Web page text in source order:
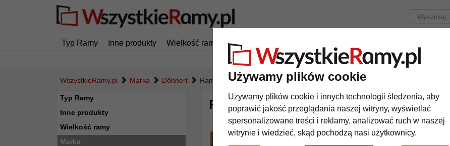
Używamy plików cookie
Używamy plików cookie i innych technologii śledzenia, aby
poprawić jakość przeglądania naszej witryny, wyświetlać
spersonalizowane treści i reklamy, analizować ruch w naszej
witrynie i wiedzieć, skąd pochodzą nasi użytkownicy.
Typ Ramy Inne produkty Wielkość ramy Marka
Tylko 25,95 zł za wysyłkę.
WszystkieRamy.pl Marka Döhnert Rama drewniana na wymiar Charing Cross
Typ Ramy
Inne produkty
Wielkość ramy
Marka
Rama drewniana na wymiar Charing Cross